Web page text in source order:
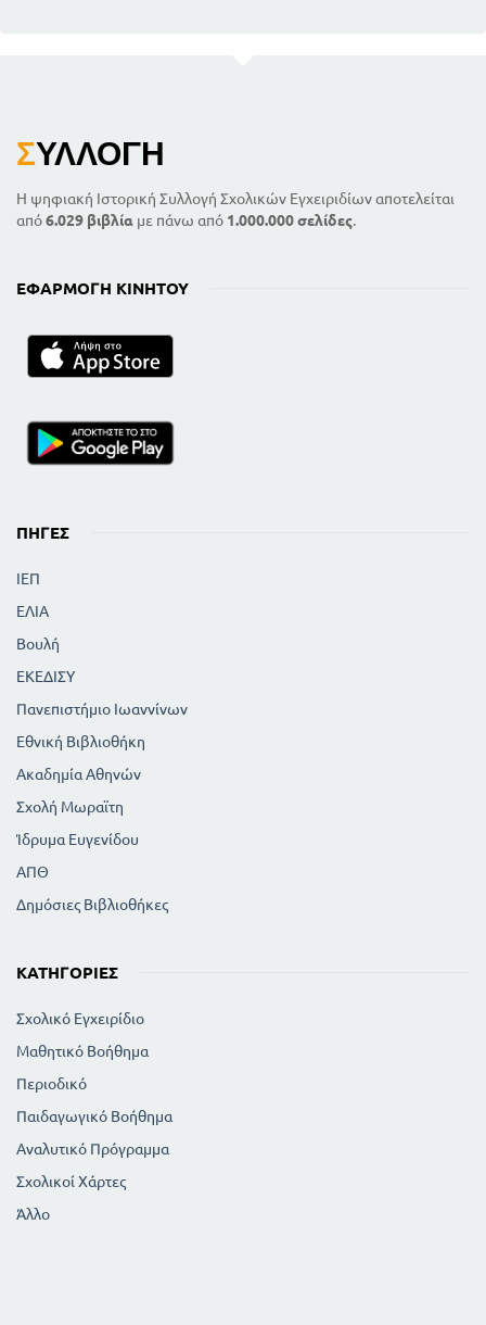
ΣΥΛΛΟΓΉ
Η ψηφιακή Ιστορική Συλλογή Σχολικών Εγχειριδίων αποτελείται
από6.029 βιβλία με πάνω από 1.000.000 σελίδες.
ΕΦΑΡΜΟΓΉ ΚΙΝΗΤΟΎ
ΠΗΓΈΣ
ΙΕΠ
ΕΛΙΑ
Βουλή
ΕΚΕΔΙΣΥ
Πανεπιστήμιο Ιωαννίνων
Εθνική Βιβλιοθήκη
Ακαδημία Αθηνών
Σχολή Μωραϊτη
Ίδρυμα Ευγενίδου
ΑΠΘ
Δημόσιες Βιβλιοθήκες
ΚΑΤΗΓΟΡΊΕΣ
Σχολικό Εγχειρίδιο
Μαθητικό Βοήθημα
Περιοδικό
Παιδαγωγικό Βοήθημα
Αναλυτικό Πρόγραμμα
Σχολικοί Χάρτες
Άλλο